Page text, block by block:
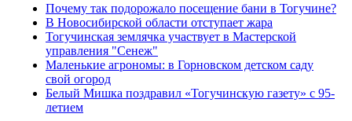
Почему так подорожало посещение бани в Тогучине?
В Новосибирской области отступает жара
Тогучинская землячка участвует в Мастерской
управления "Сенеж"
Маленькие агрономы: в Горновском детском саду
свой огород
Белый Мишка поздравил «Тогучинскую газету» с 95-
летием